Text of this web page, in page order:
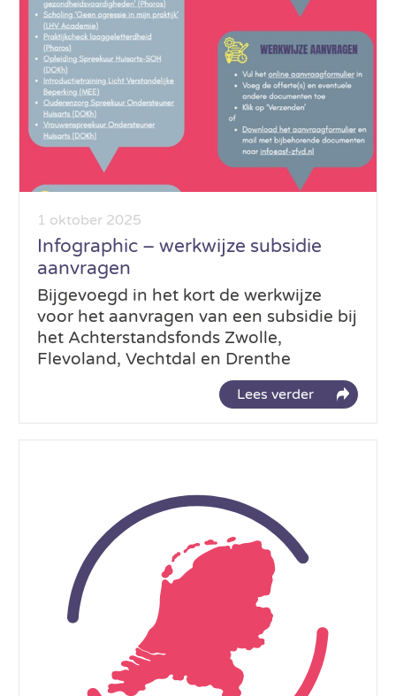
1 oktober 2025
Infographic – werkwijze subsidie
aanvragen
Bijgevoegd in het kort de werkwijze
voor het aanvragen van een subsidie bij
het Achterstandsfonds Zwolle,
Flevoland, Vechtdal en Drenthe
Lees verder